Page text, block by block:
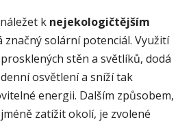
k nejekologičtějším
značný solární potenciál. Využití
stěn a světlíků, dodá
osvětlení a sníží tak
energii. Dalším způsobem,
zatížit okolí, je zvolené